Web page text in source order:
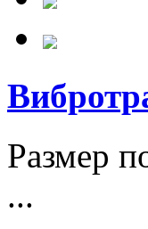
Размер
...